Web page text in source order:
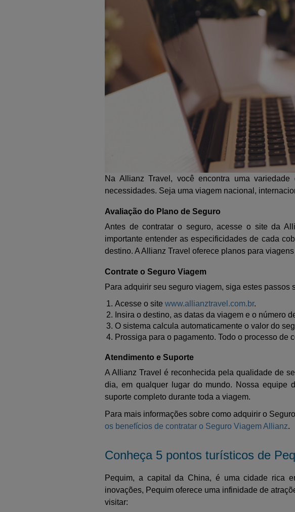
Na Allianz Travel, você encontra uma
necessidades. Seja uma viagem nacional,
Avaliação do Plano de Seguro
Antes de contratar o seguro, acesse o site da
importante entender as especificidades de cada
destino. A Allianz Travel oferece planos para
Contrate o Seguro Viagem
Para adquirir seu seguro viagem, siga estes passos
Acesse o site www.allianztravel.com.br.
Insira o destino, as datas da viagem e o número
O sistema calcula automaticamente o valor do
Prossiga para o pagamento. Todo o processo de
Atendimento e Suporte
A Allianz Travel é reconhecida pela qualidade de
dia, em qualquer lugar do mundo. Nossa equipe
suporte completo durante toda a viagem.
Para mais informações sobre como adquirir o
os benefícios de contratar o Seguro Viagem Allianz.
Conheça 5 pontos turísticos de
Pequim, a capital da China, é uma cidade rica
inovações, Pequim oferece uma infinidade de
visitar: